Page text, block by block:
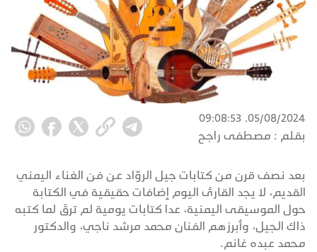
05/08/2024, 09:08:53
بقلم : مصطفى راجح
بعد نصف قرن من كتابات جيل الروّاد عن فن الغناء اليمني
القديم، لا يجد القارئ اليوم إضافات حقيقية في الكتابة
حول الموسيقى اليمنية، عدا كتابات يومية لم ترقَ لما كتبه
ذاك الجيل، وأبرزهم الفنان محمد مرشد ناجي، والدكتور
محمد عبده غانم.